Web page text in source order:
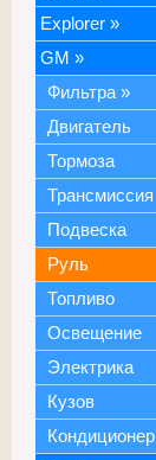
Explorer »
GM »
Фильтра »
Двигатель
Тормоза
Трансмиссия
Подвеска
Руль
Топливо
Освещение
Электрика
Кузов
Кондиционер